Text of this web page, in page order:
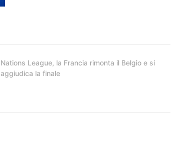
Nations League, la Francia rimonta il Belgio e si
aggiudica la finale